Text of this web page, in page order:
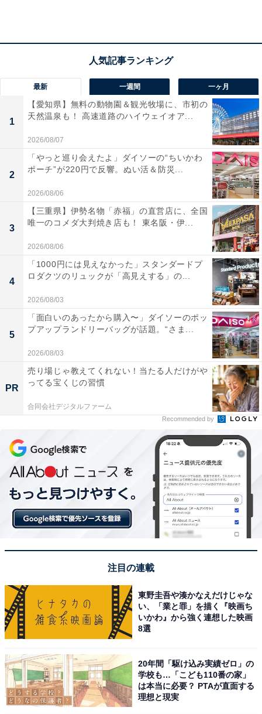
のようになっている仕様を先進的に導入した商品です。
＞次ページからは、10位までのランキング結果をご紹介
します！
【おすすめ記事】
1500人が選んだ「カップヌードル」ランキング！ 2位
「シーフード」、1位は？
・
「中華麺」をよく食べる街ランキング！ 1位は意外なあ
の県の県庁所在地
・
「うどん・そば」をよく食べる街ランキング！ 2位「神
戸市」 1位はやっぱり？
・
「カップヌードル」のフタが猫耳に！ “フタ止めシー
ル”廃止で 「カップニャードル」の再来？
・gooランキング
1 2
最新 一週間 一ヶ月
1
【愛知県】無料の動物園＆観光牧場に、市初の
天然温泉も！ 高速道路のハイウェイオア...
2026/08/07
2
「やっと巡り会えたよ」ダイソーの“ちいかわ
ポーチ”が220円で反響。ぬい活＆防災...
2026/08/06
3
【三重県】伊勢名物「赤福」の直営店に、全国
唯一のコメダ大判焼き店も！ 東名阪・伊...
2026/08/06
4
「1000円には見えなかった」スタンダードプ
ロダクツのリュックが「高見えする」の...
2026/08/03
5
「面白いのあったから購入〜」ダイソーのポッ
プアップランドリーバッグが話題。“さま...
2026/08/03
PR
売り場じゃ教えてくれない！当たる人だけがや
ってる宝くじの習慣
合同会社デジタルファーム
Recommended by
注目の連載
東野圭吾や湊かなえだけじゃな
い、「業と罪」を描く『映画ち
いかわ』から強く連想した映画
8選
20年間「駆け込み実績ゼロ」の
学校も…「こども110番の家」
は本当に必要？ PTAが直面する
理想と現実